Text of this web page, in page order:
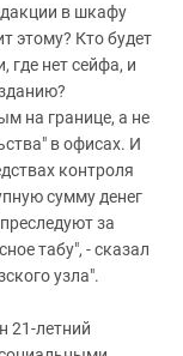
в шкафу
этому? Кто будет
где нет сейфа, и
на границе, а не
в офисах. И
контроля
сумму денег
за
табу", - сказал
узла".
21-летний